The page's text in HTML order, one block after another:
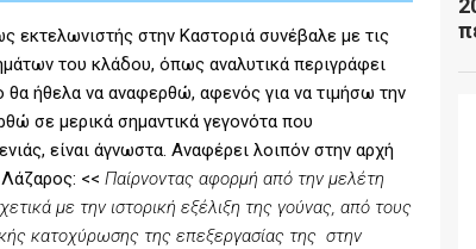
στην Καστοριά συνέβαλε με τις
του κλάδου, όπως αναλυτικά περιγράφει
ήθελα να αναφερθώ, αφενός για να τιμήσω την
σε μερικά σημαντικά γεγονότα που
είναι άγνωστα. Αναφέρει λοιπόν στην αρχή
<< Παίρνοντας αφορμή από την μελέτη
με την ιστορική εξέλιξη της γούνας, από τους
κατοχύρωσης της επεξεργασίας της στην